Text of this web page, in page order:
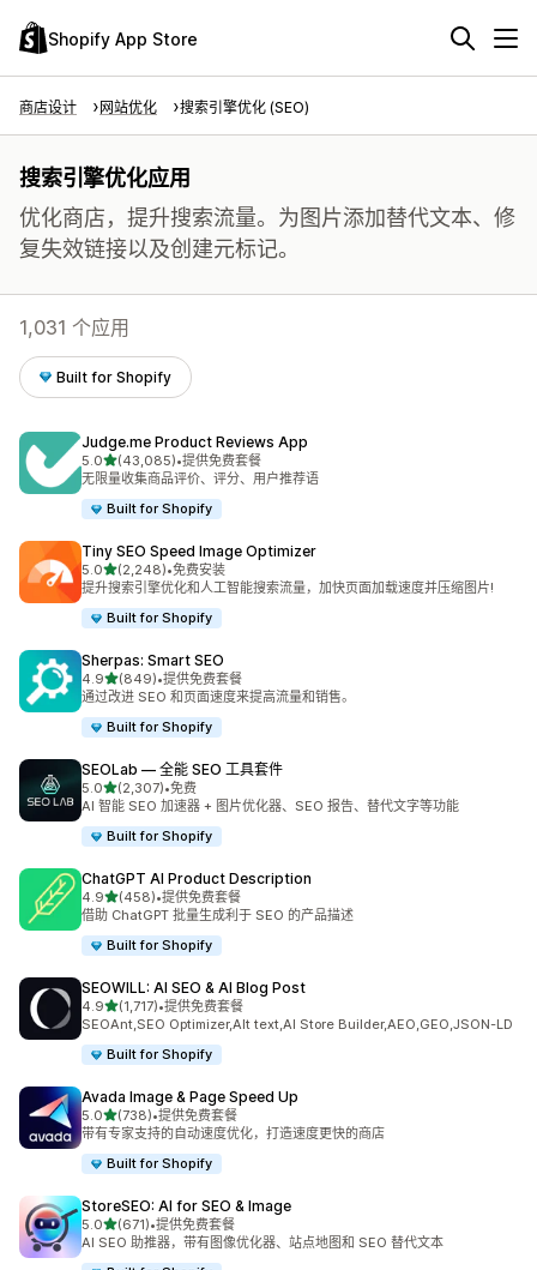
Shopify App Store
商店设计 网站优化 搜索引擎优化 (SEO)
搜索引擎优化应用
优化商店，提升搜索流量。为图片添加替代文本、修
复失效链接以及创建元标记。
1,031 个应用
Built for Shopify
Judge.me Product Reviews App
5.0星（满分 5 星）
(43,085)
总共 43085 条评论
•提供免费套餐
无限量收集商品评价、评分、用户推荐语
Built for Shopify
Tiny SEO Speed Image Optimizer
5.0星（满分 5 星）
(2,248)
总共 2248 条评论
•免费安装
提升搜索引擎优化和人工智能搜索流量，加快页面加载速度并压缩图片!
Built for Shopify
Sherpas: Smart SEO
4.9星（满分 5 星）
(849)
总共 849 条评论
•提供免费套餐
通过改进 SEO 和页面速度来提高流量和销售。
Built for Shopify
SEOLab — 全能 SEO 工具套件
5.0星（满分 5 星）
(2,307)
总共 2307 条评论
•免费
AI 智能 SEO 加速器 + 图片优化器、SEO 报告、替代文字等功能
Built for Shopify
ChatGPT AI Product Description
4.9星（满分 5 星）
(458)
总共 458 条评论
•提供免费套餐
借助 ChatGPT 批量生成利于 SEO 的产品描述
Built for Shopify
SEOWILL: AI SEO & AI Blog Post
4.9星（满分 5 星）
(1,717)
总共 1717 条评论
•提供免费套餐
SEOAnt,SEO Optimizer,Alt text,AI Store Builder,AEO,GEO,JSON-LD
Built for Shopify
Avada Image & Page Speed Up
5.0星（满分 5 星）
(738)
总共 738 条评论
•提供免费套餐
带有专家支持的自动速度优化，打造速度更快的商店
Built for Shopify
StoreSEO: AI for SEO & Image
5.0星（满分 5 星）
(671)
总共 671 条评论
•提供免费套餐
AI SEO 助推器，带有图像优化器、站点地图和 SEO 替代文本